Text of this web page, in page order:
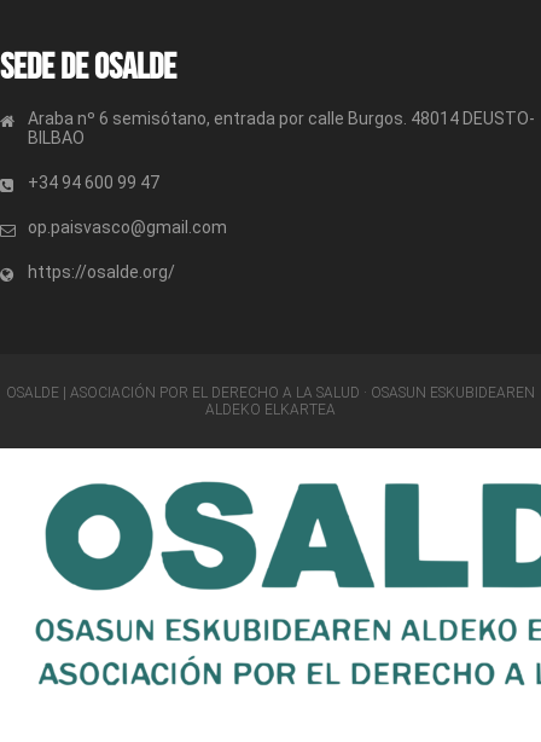
Sede de OSALDE
Araba nº 6 semisótano, entrada por calle Burgos. 48014 DEUSTO-
BILBAO
+34 94 600 99 47
op.paisvasco@gmail.com
https://osalde.org/
OSALDE | ASOCIACIÓN POR EL DERECHO A LA SALUD · OSASUN ESKUBIDEAREN
ALDEKO ELKARTEA